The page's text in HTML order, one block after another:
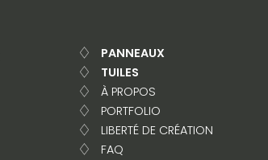
PANNEAUX
TUILES
À PROPOS
PORTFOLIO
LIBERTÉ DE CRÉATION
FAQ